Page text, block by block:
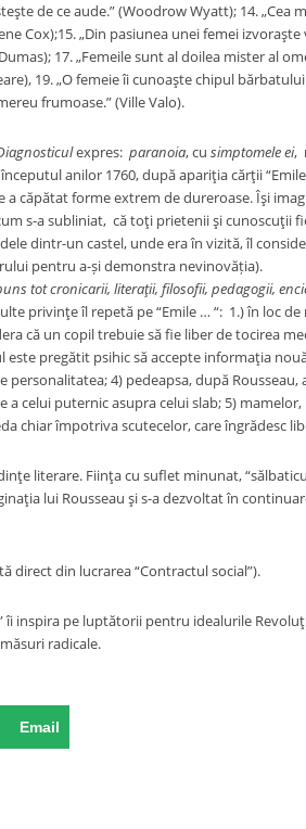
de ce aude.” (Woodrow Wyatt); 14. „Cea
Cox);15. „Din pasiunea unei femei izvoraşte
17. „Femeile sunt al doilea mister al
19. „O femeie îi cunoaşte chipul
frumoase.” (Ville Valo).
expres: paranoia, cu simptomele ei,
anilor 1760, după apariţia cărţii
a căpătat forme extrem de dureroase. Îşi
s-a subliniat, că toţi prietenii şi cunoscuţii
dintr-un castel, unde era în vizită, îl
cadavrului pentru a-și demonstra
tot cronicarii, literaţii, filosofii, pedagogii,
privinţe îl repetă pe “Emile … “: 1.) în loc de
că un copil trebuie să fie liber de tocirea
pregătit psihic să accepte informaţia
personalitatea; 4) pedeapsa, după
celui puternic asupra celui slab; 5) mamelor,
chiar împotriva scutecelor, care îngrădesc
literare. Fiinţa cu suflet minunat,
lui Rousseau şi s-a dezvoltat în
din lucrarea “Contractul social”).
pe luptătorii pentru idealurile
radicale.
Email